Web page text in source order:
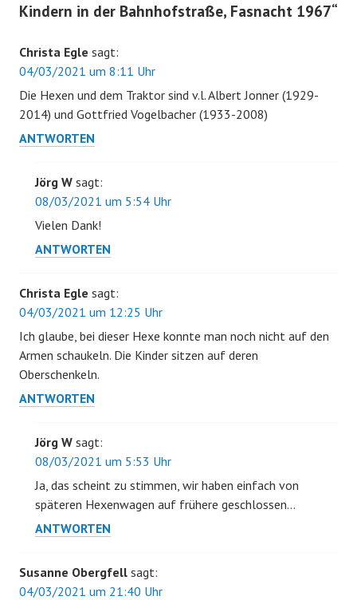
Kindern in der Bahnhofstraße, Fasnacht 1967“
Christa Egle sagt:
04/03/2021 um 8:11 Uhr
Die Hexen und dem Traktor sind v.l. Albert Jonner (1929-
2014) und Gottfried Vogelbacher (1933-2008)
ANTWORTEN
Jörg W sagt:
08/03/2021 um 5:54 Uhr
Vielen Dank!
ANTWORTEN
Christa Egle sagt:
04/03/2021 um 12:25 Uhr
Ich glaube, bei dieser Hexe konnte man noch nicht auf den
Armen schaukeln. Die Kinder sitzen auf deren
Oberschenkeln.
ANTWORTEN
Jörg W sagt:
08/03/2021 um 5:53 Uhr
Ja, das scheint zu stimmen, wir haben einfach von
späteren Hexenwagen auf frühere geschlossen…
ANTWORTEN
Susanne Obergfell sagt:
04/03/2021 um 21:40 Uhr